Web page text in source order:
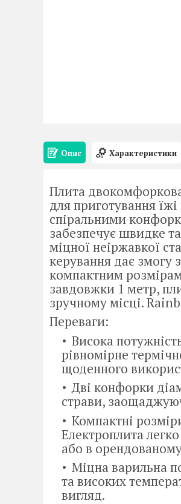
Опис Характеристики
Плита
для приготування
спіральними
забезпечує швидке
міцної неіржавкої
керування дає змогу
компактним
завдовжки 1 метр,
зручному місці.
Переваги:
Висока
рівномірне
щоденного
Дві конфорки
страви,
Компактні
Електроплита
або в
Міцна варильна
та високих
вигляд.